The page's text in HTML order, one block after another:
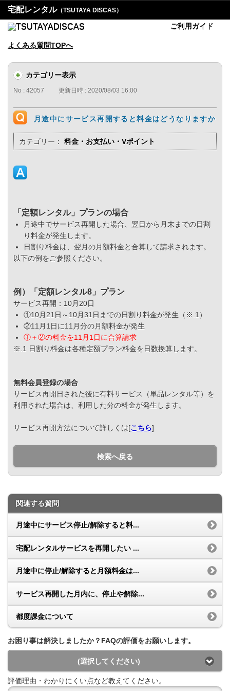
宅配レンタル（TSUTAYA DISCAS）
ご利用ガイド
よくある質問TOPへ
カテゴリー表示
No : 42057 更新日時 : 2020/08/03 16:00
月途中にサービス再開すると料金はどうなりますか
カテゴリー： 料金・お支払い・Vポイント
「定額レンタル」プランの場合
月途中でサービス再開した場合、翌日から月末までの日割
り料金が発生します。
日割り料金は、翌月の月額料金と合算して請求されます。
以下の例をご参照ください。
例）「定額レンタル8」プラン
サービス再開：10月20日
①10月21日～10月31日までの日割り料金が発生（※.1）
②11月1日に11月分の月額料金が発生
①＋②の料金を11月1日に合算請求
※.1 日割り料金は各種定額プラン料金を日数換算します。
無料会員登録の場合
サービス再開日された後に有料サービス（単品レンタル等）を
利用された場合は、利用した分の料金が発生します。
サービス再開方法について詳しくは[こちら]
検索へ戻る
関連する質問
月途中にサービス停止/解除すると料...
宅配レンタルサービスを再開したい ...
月途中に停止/解除すると月額料金は...
サービス再開した月内に、停止や解除...
都度課金について
お困り事は解決しましたか？FAQの評価をお願いします。
(選択してください)
評価理由・わかりにくい点など教えてください。